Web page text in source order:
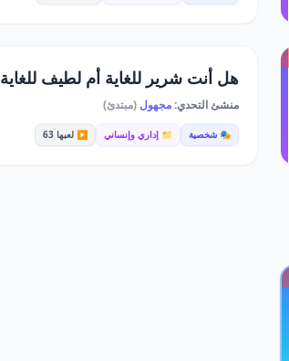
هل أنت شرير للغاية أم لطيف للغاية
منشئ التحدي:مجهول (مبتدئ)
🎭 شخصية 📁 إداري وإنساني ▶️ لعبها 63